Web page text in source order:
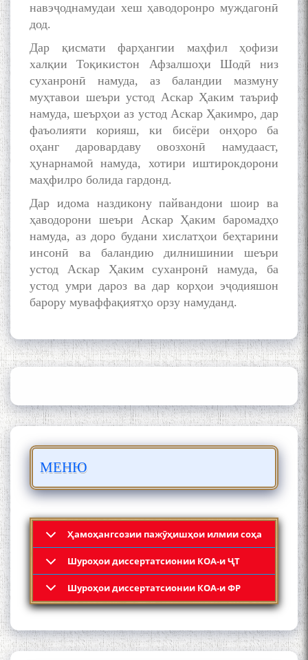
навэҷоднамудаи хеш ҳаводоронро муждагонӣ
дод.
Дар қисмати фарҳангии маҳфил ҳофизи
халқии Тоқикистон Афзалшоҳи Шодӣ низ
суханронӣ намуда, аз баландии мазмуну
муҳтавои шеъри устод Аскар Ҳаким таъриф
намуда, шеърҳои аз устод Аскар Ҳакимро, дар
фаъолияти корияш, ки бисёри онҳоро ба
оҳанг даровардаву овозхонӣ намудааст,
ҳунарнамоӣ намуда, хотири иштирокдорони
маҳфилро болида гардонд.
Дар идома наздикону пайвандони шоир ва
ҳаводорони шеъри Аскар Ҳаким баромадҳо
намуда, аз доро будани хислатҳои беҳтарини
инсонӣ ва баландию дилнишинии шеъри
устод Аскар Ҳаким суханронӣ намуда, ба
устод умри дароз ва дар корҳои эҷодияшон
барору муваффақиятҳо орзу намуданд.
МЕНЮ
Ҳамоҳангсозии пажӯҳишҳои илмии соҳа
Шyроҳои диссертатсионии КОА-и ҶТ
Шyроҳои диссертатсионии КОА-и ФР
poetry from Устод Мумин
Қаноат (Ustod Mumin Qanoat)
and Master Mehryar
Mehrafarin about the conflict
of the name of the Persian
Gulf
Сайри Дарвоз бо Мӯъмин
Қаноат: Чанор ҳам "гап"
мезанад
ШАРҲИ МУЛОҚОТ БО АҲЛИ
АКАДЕМИЯИ МИЛЛИИ
ИЛМҲОИ ТОҶИКИСТОН
БО 4 000 000 СОМОНӢ
МӮЪМИН ҚАНОАТ СОХТА
Кадамчо Худои Шарифзода